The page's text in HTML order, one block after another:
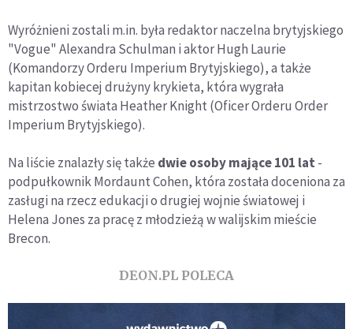
Wyróżnieni zostali m.in. była redaktor naczelna brytyjskiego
"Vogue" Alexandra Schulman i aktor Hugh Laurie
(Komandorzy Orderu Imperium Brytyjskiego), a także
kapitan kobiecej drużyny krykieta, która wygrała
mistrzostwo świata Heather Knight (Oficer Orderu Order
Imperium Brytyjskiego).
Na liście znalazły się także dwie osoby mające 101 lat -
podpułkownik Mordaunt Cohen, która została doceniona za
zasługi na rzecz edukacji o drugiej wojnie światowej i
Helena Jones za pracę z młodzieżą w walijskim mieście
Brecon.
DEON.PL POLECA